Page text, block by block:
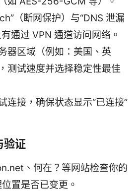
（断网保护）与“DNS 泄漏
通过 VPN 通道访问网络。
器区域（例如：美国、英
测试速度并选择稳定性最佳
连接，确保状态显示“已连接”
验证
、何在？等网站检查你的
置是否已变更。